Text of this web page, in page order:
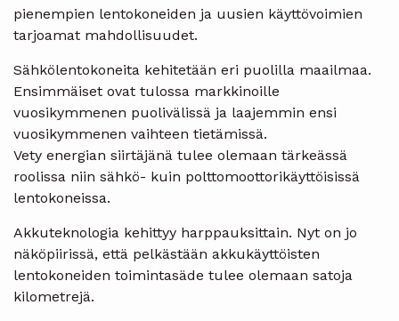
pienempien lentokoneiden ja uusien käyttövoimien
tarjoamat mahdollisuudet.
Sähkölentokoneita kehitetään eri puolilla maailmaa.
Ensimmäiset ovat tulossa markkinoille
vuosikymmenen puolivälissä ja laajemmin ensi
vuosikymmenen vaihteen tietämissä.
Vety energian siirtäjänä tulee olemaan tärkeässä
roolissa niin sähkö- kuin polttomoottorikäyttöisissä
lentokoneissa.
Akkuteknologia kehittyy harppauksittain. Nyt on jo
näköpiirissä, että pelkästään akkukäyttöisten
lentokoneiden toimintasäde tulee olemaan satoja
kilometrejä.